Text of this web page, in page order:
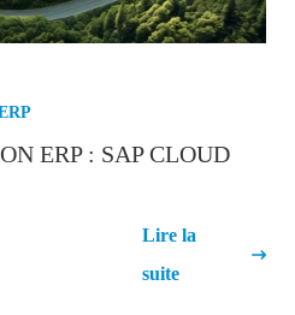
ERP : SAP CLOUD
Lire la
suite